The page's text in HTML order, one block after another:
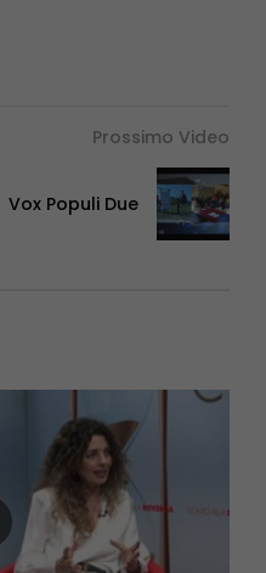
Prossimo Video
Vox Populi Due